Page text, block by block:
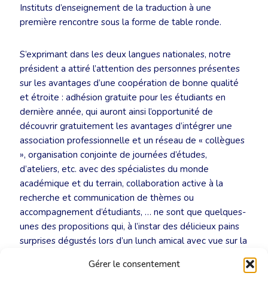
Gérer le consentement
Instituts d’enseignement de la traduction à une
première rencontre sous la forme de table ronde.
S’exprimant dans les deux langues nationales, notre
président a attiré l’attention des personnes présentes
sur les avantages d’une coopération de bonne qualité
et étroite : adhésion gratuite pour les étudiants en
dernière année, qui auront ainsi l’opportunité de
découvrir gratuitement les avantages d’intégrer une
association professionnelle et un réseau de « collègues
», organisation conjointe de journées d’études,
d’ateliers, etc. avec des spécialistes du monde
académique et du terrain, collaboration active à la
recherche et communication de thèmes ou
accompagnement d’étudiants, … ne sont que quelques-
unes des propositions qui, à l’instar des délicieux pains
surprises dégustés lors d’un lunch amical avec vue sur la